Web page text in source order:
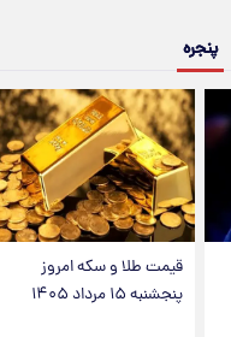
پنجره
قیمت طلا و سکه امروز
پنجشنبه ۱۵ مرداد ۱۴۰۵